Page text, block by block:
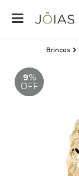
Brincos
9%
OFF